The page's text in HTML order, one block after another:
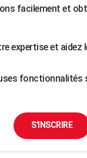
facilement et
expertise et aidez
fonctionnalités
S'INSCRIRE